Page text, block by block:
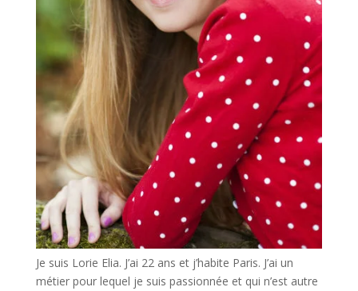
Je suis Lorie Elia. J’ai 22 ans et j’habite Paris. J’ai un
métier pour lequel je suis passionnée et qui n’est autre